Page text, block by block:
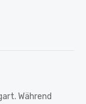
Während